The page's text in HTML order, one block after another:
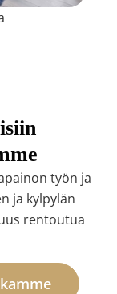
työn ja
ja kylpylän
rentoutua